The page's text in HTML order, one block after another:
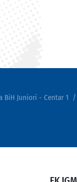
BiH Juniori - Centar 1